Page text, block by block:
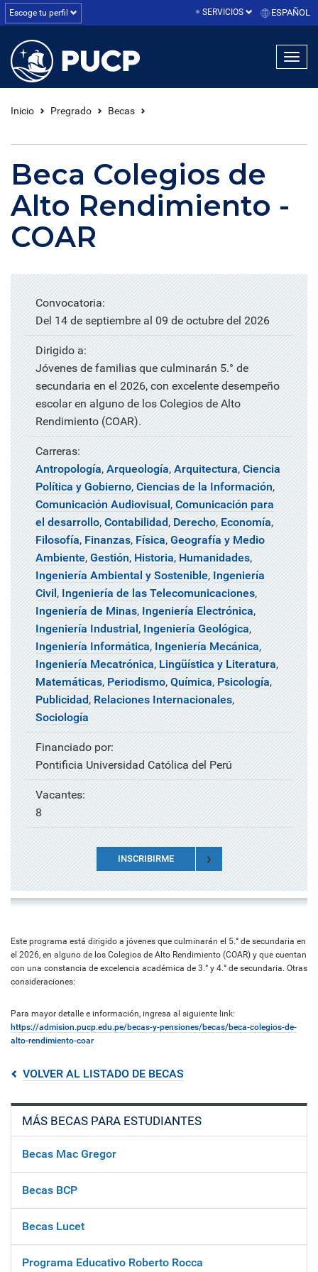
Escoge tu perfil SERVICIOS ESPAÑOL
Inicio Pregrado Becas
Beca Colegios de
Alto Rendimiento -
COAR
Convocatoria:
Del 14 de septiembre al 09 de octubre del 2026
Dirigido a:
Jóvenes de familias que culminarán 5.° de
secundaria en el 2026, con excelente desempeño
escolar en alguno de los Colegios de Alto
Rendimiento (COAR).
Carreras:
Antropología,Arqueología,Arquitectura,Ciencia
Política y Gobierno,Ciencias de la Información,
Comunicación Audiovisual,Comunicación para
el desarrollo,Contabilidad,Derecho,Economía,
Filosofía,Finanzas,Física,Geografía y Medio
Ambiente,Gestión,Historia,Humanidades,
Ingeniería Ambiental y Sostenible,Ingeniería
Civil,Ingeniería de las Telecomunicaciones,
Ingeniería de Minas,Ingeniería Electrónica,
Ingeniería Industrial,Ingeniería Geológica,
Ingeniería Informática,Ingeniería Mecánica,
Ingeniería Mecatrónica,Lingüística y Literatura,
Matemáticas,Periodismo,Química,Psicología,
Publicidad,Relaciones Internacionales,
Sociología
Financiado por:
Pontificia Universidad Católica del Perú
Vacantes:
8
INSCRIBIRME
Este programa está dirigido a jóvenes que culminarán el 5.° de secundaria en
el 2026, en alguno de los Colegios de Alto Rendimiento (COAR) y que cuentan
con una constancia de excelencia académica de 3.° y 4.° de secundaria. Otras
consideraciones:
Para mayor detalle e información, ingresa al siguiente link:
https://admision.pucp.edu.pe/becas-y-pensiones/becas/beca-colegios-de-
alto-rendimiento-coar
VOLVER AL LISTADO DE BECAS
MÁS BECAS PARA ESTUDIANTES
Becas Mac Gregor
Becas BCP
Becas Lucet
Programa Educativo Roberto Rocca